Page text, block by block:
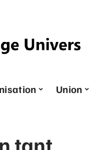
Union
tant